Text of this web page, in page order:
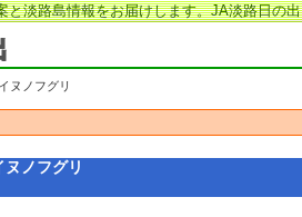
と淡路島情報をお届けします。JA淡路日の出
ヌノフグリ
ヌノフグリ